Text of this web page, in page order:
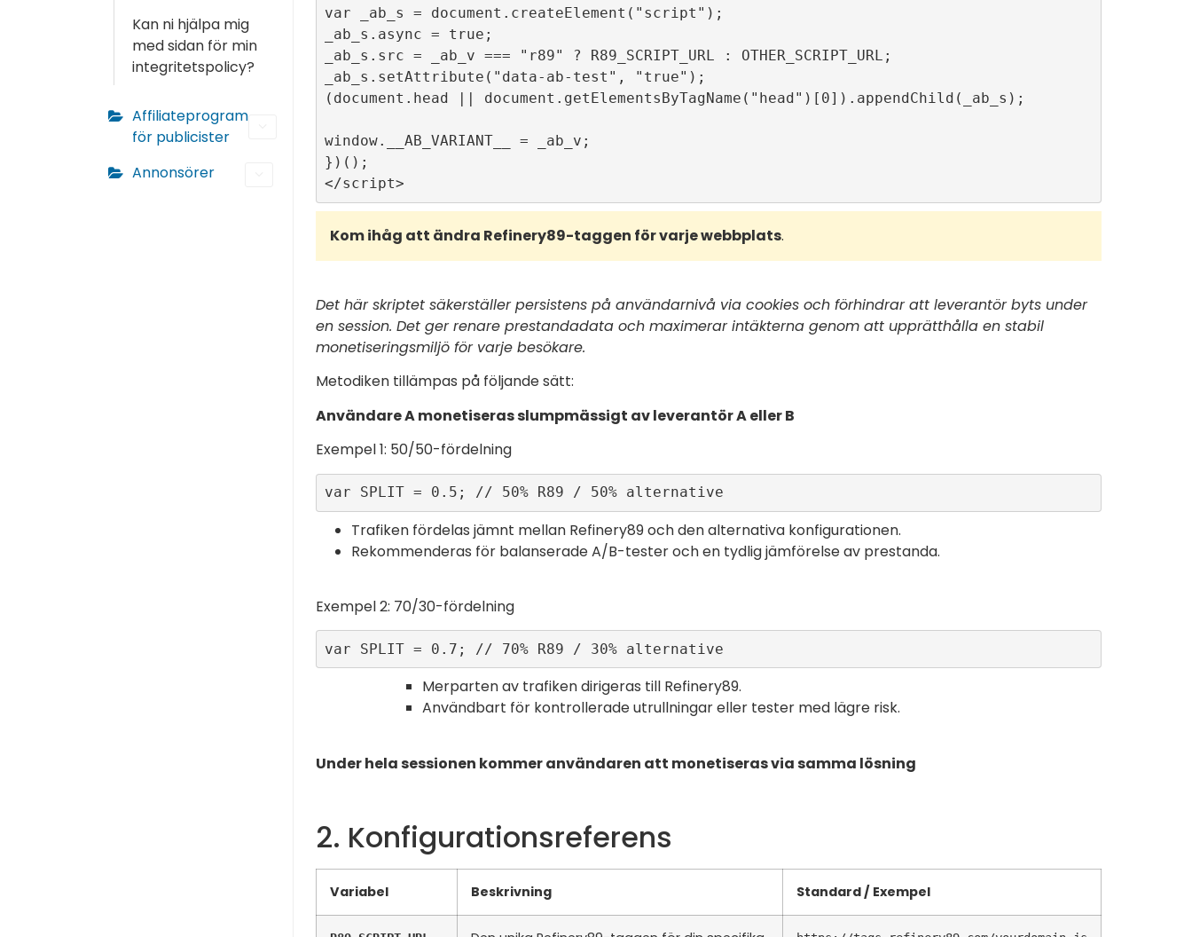
Kan ni hjälpa mig
med sidan för min
integritetspolicy?
Affiliateprogram
för publicister
Annonsörer
var _ab_s = document.createElement("script");
_ab_s.async = true;
_ab_s.src = _ab_v === "r89" ? R89_SCRIPT_URL : OTHER_SCRIPT_URL;
_ab_s.setAttribute("data-ab-test", "true");
(document.head || document.getElementsByTagName("head")[0]).appendChild(_ab_s);
window.__AB_VARIANT__ = _ab_v;
})();
Kom ihåg att ändra Refinery89-taggen för varje webbplats.
Det här skriptet säkerställer persistens på användarnivå via cookies och förhindrar att leverantör byts under
en session. Det ger renare prestandadata och maximerar intäkterna genom att upprätthålla en stabil
monetiseringsmiljö för varje besökare.
Metodiken tillämpas på följande sätt:
Användare A monetiseras slumpmässigt av leverantör A eller B
Exempel 1: 50/50-fördelning
var SPLIT = 0.5; // 50% R89 / 50% alternative
Trafiken fördelas jämnt mellan Refinery89 och den alternativa konfigurationen.
Rekommenderas för balanserade A/B-tester och en tydlig jämförelse av prestanda.
Exempel 2: 70/30-fördelning
var SPLIT = 0.7; // 70% R89 / 30% alternative
Merparten av trafiken dirigeras till Refinery89.
Användbart för kontrollerade utrullningar eller tester med lägre risk.
Under hela sessionen kommer användaren att monetiseras via samma lösning
2. Konfigurationsreferens
Variabel Beskrivning Standard / Exempel